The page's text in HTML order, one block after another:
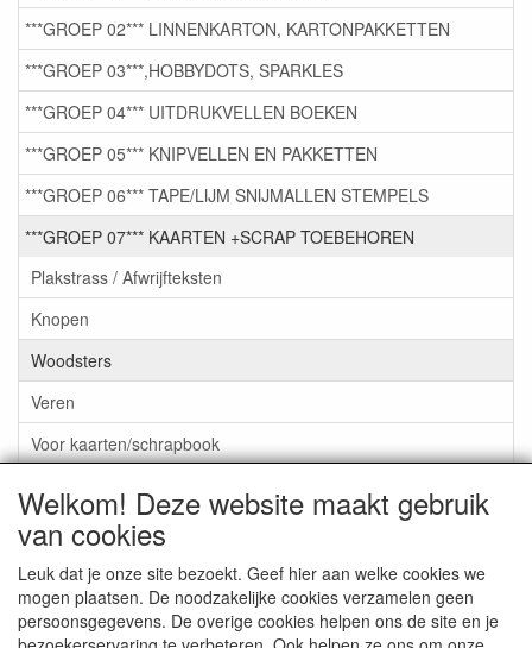
Welkom! Deze website maakt gebruik
van cookies
Leuk dat je onze site bezoekt. Geef hier aan welke cookies we
mogen plaatsen. De noodzakelijke cookies verzamelen geen
persoonsgegevens. De overige cookies helpen ons de site en je
***GROEP 02*** LINNENKARTON, KARTONPAKKETTEN
***GROEP 03***,HOBBYDOTS, SPARKLES
***GROEP 04*** UITDRUKVELLEN BOEKEN
***GROEP 05*** KNIPVELLEN EN PAKKETTEN
***GROEP 06*** TAPE/LIJM SNIJMALLEN STEMPELS
***GROEP 07*** KAARTEN +SCRAP TOEBEHOREN
Plakstrass / Afwrijfteksten
Knopen
Woodsters
Veren
Voor kaarten/schrapbook
LINT & CHARMS
***GROEP 08*** TEKENEN EN KLEUREN, GELPEN,MARKER
***GROEP 09*** KRALEN EN TOEBEHOREN